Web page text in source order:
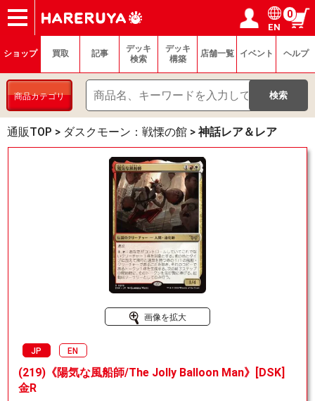
ショップ
買取
記事
デッキ検索
デッキ構築
選手一覧
店舗一覧
イベント
ヘルプ
お問い合わせ ログイン／会員登録
マイページ
EN
0
ショップ 買取 記事
デッキ
検索
デッキ
構築
店舗一覧 イベント ヘルプ
商品カテゴリ
通販TOP > ダスクモーン：戦慄の館 > 神話レア＆レア
画像を拡大
JP EN
(219)《陽気な風船師/The Jolly Balloon Man》[DSK]
金R